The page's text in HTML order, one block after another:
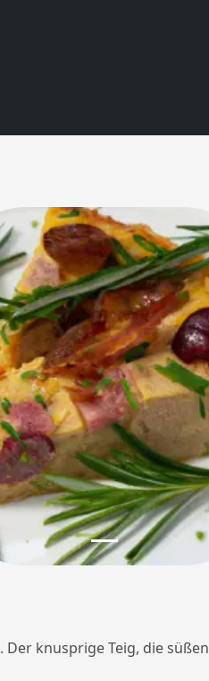
knusprige Teig, die süßen